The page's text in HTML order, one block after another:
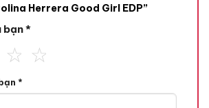
Herrera Good Girl EDP”
bạn*
*